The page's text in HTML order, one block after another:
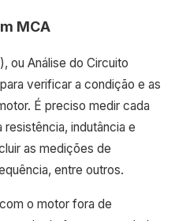
MCA
ou Análise do Circuito
verificar a condição e as
É preciso medir cada
indutância e
as medições de
entre outros.
o motor fora de